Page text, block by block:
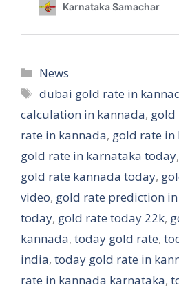
Categories
News
Tags
dubai gold rate in
calculation in kannada, gold
rate in kannada, gold rate in
gold rate in karnataka today,
gold rate kannada today,
video, gold rate prediction
today, gold rate today 22k,
kannada, today gold rate,
india, today gold rate in
rate in kannada karnataka,